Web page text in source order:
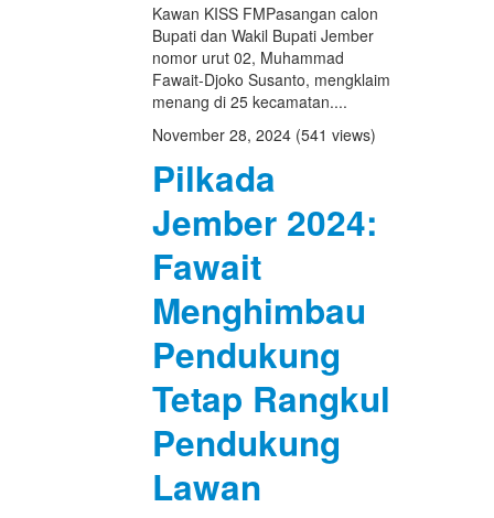
Kawan KISS FMPasangan calon
Bupati dan Wakil Bupati Jember
nomor urut 02, Muhammad
Fawait-Djoko Susanto, mengklaim
menang di 25 kecamatan....
November 28, 2024(541 views)
Pilkada
Jember 2024:
Fawait
Menghimbau
Pendukung
Tetap Rangkul
Pendukung
Lawan